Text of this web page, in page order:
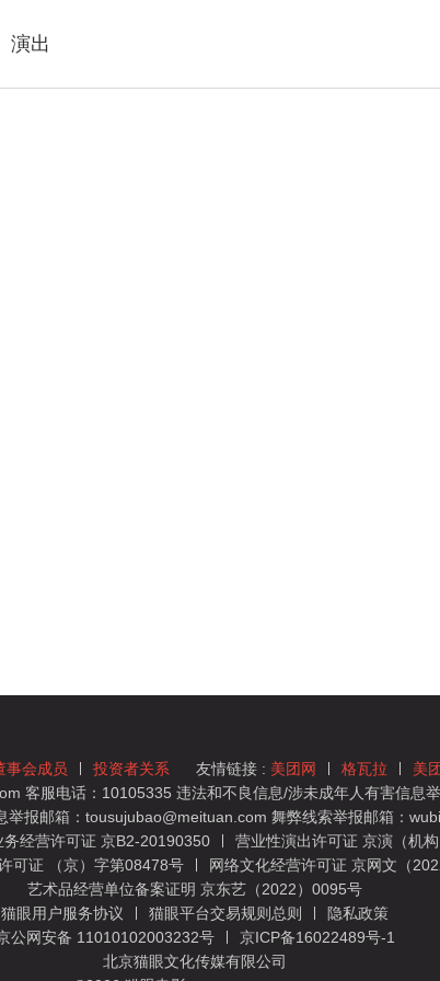
演出
事会成员 投资者关系 友情链接 : 美团网 格瓦拉 美
客服电话：10105335 违法和不良信息/涉未成年人有害信息
举报邮箱：tousujubao@meituan.com 舞弊线索举报邮箱：
经营许可证 京B2-20190350
营业性演出许可证 京演（机
可证 （京）字第08478号
网络文化经营许可证 京网文（
艺术品经营单位备案证明 京东艺（2022）0095号
猫眼用户服务协议
猫眼平台交易规则总则
隐私政策
公网安备 11010102003232号
京ICP备16022489号-1
北京猫眼文化传媒有限公司